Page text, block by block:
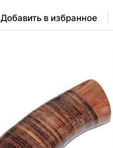
Добавить в избранное